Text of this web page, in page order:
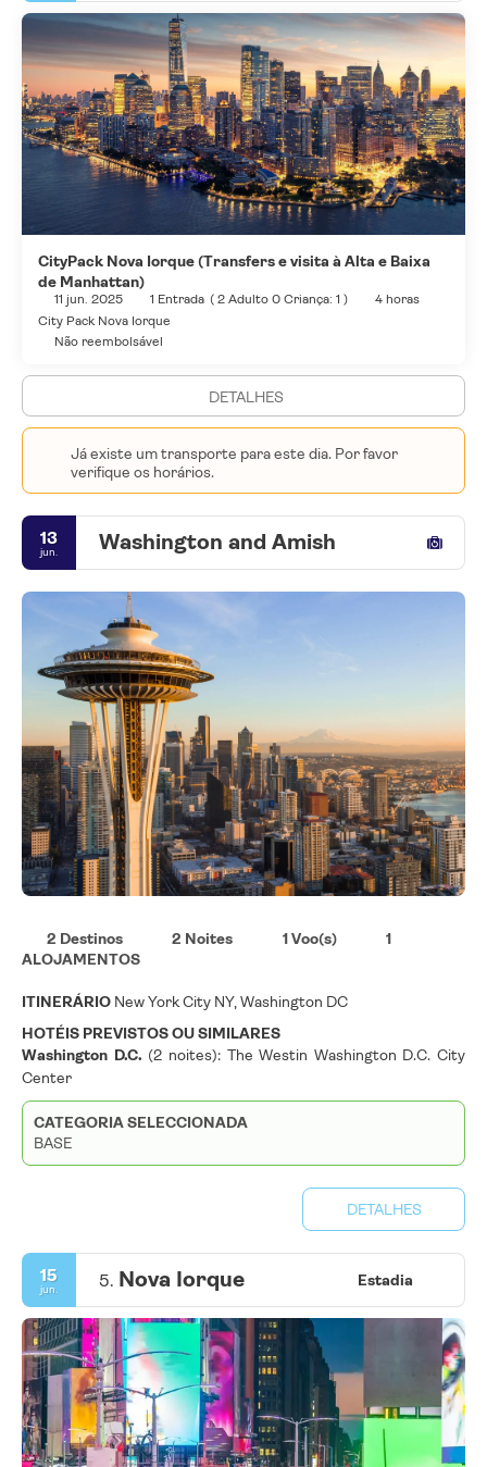
CityPack Nova Iorque (Transfers e visita à Alta e Baixa
de Manhattan)
11 jun. 2025 1 Entrada ( 2 Adulto 0 Criança: 1 )
4 horas
City Pack Nova Iorque
Não reembolsável
DETALHES
Já existe um transporte para este dia. Por favor
verifique os horários.
13
jun. Washington and Amish
2 Destinos 2 Noites 1 Voo(s)
1
ALOJAMENTOS
ITINERÁRIO New York City NY, Washington DC
HOTÉIS PREVISTOS OU SIMILARES
Washington D.C. (2 noites): The Westin Washington D.C. City
Center
CATEGORIA SELECCIONADA
BASE
DETALHES
15
jun. 5. Nova Iorque Estadia